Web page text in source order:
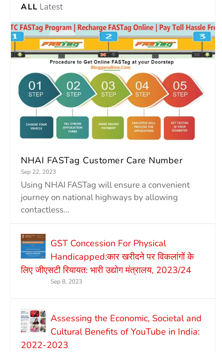
ALL Latest
NHAI FASTag Customer Care Number
Sep 22, 2023
Using NHAI FASTag will ensure a convenient
journey on national highways by allowing
contactless...
GST Concession For Physical
Handicapped:कार खरीदने पर विकलांगों के
लिए जीएसटी रियायत: भारी उद्योग मंत्रालय, 2023/24
Sep 8, 2023
Assessing the Economic, Societal and
Cultural Benefits of YouTube in India:
2022-2023